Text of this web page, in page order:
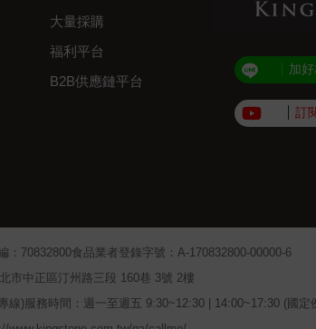
大量採購
福利平台
B2B供應鏈平台
加
訂
：70832800食品業者登錄字號：A-170832800-00000-6
市中正區汀州路三段 160巷 3號 2樓
線) 服務時間：週一至週五 9:30~12:30 | 14:00~17:30 (國定